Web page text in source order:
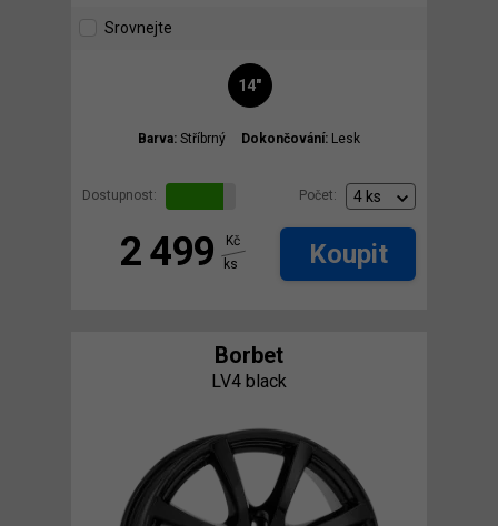
Srovnejte
14"
Barva: Stříbrný Dokončování: Lesk
Dostupnost: Počet:
2 499
Kč
ks
Koupit
Borbet
LV4 black